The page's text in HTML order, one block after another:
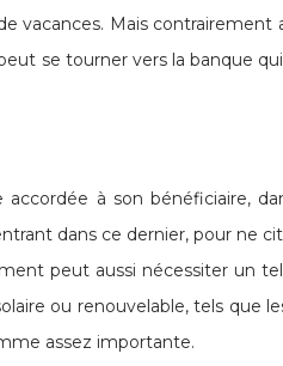
Mais contrairement
se tourner vers la banque
accordée à son bénéficiaire,
dans ce dernier, pour ne
peut aussi nécessiter un
ou renouvelable, tels que
assez importante.